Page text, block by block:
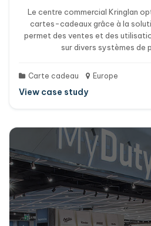
Le centre commercial Kringlan
cartes-cadeaux grâce à la
permet des ventes et des
sur divers systèmes de
Carte cadeau Europe
View case study